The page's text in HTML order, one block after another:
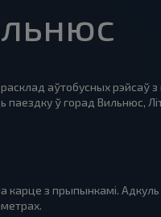
аўтобусных рэйсаў
ў горад Вильнюс,
з прыпынкамі.